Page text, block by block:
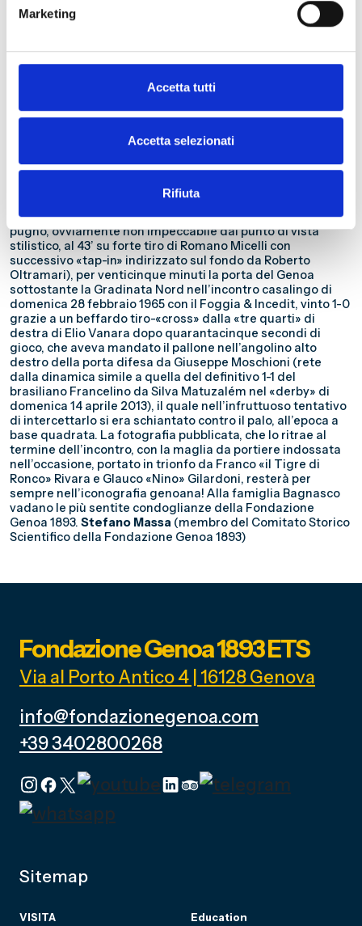
Marketing
Accetta tutti
Accetta selezionati
Rifiuta
Genoa alla terzultima giornata del Campionato 1964/1965,
all’“Amsicora” di Cagliari, marcando domenica 23 maggio
rete del pareggio al 34’ del primo tempo, ventidue minuti
dopo quella del centravanti tedesco occidentale Rudolf
Kölbl, in un incontro diretto in maniera «casalinga» dal
vinto per 2-1 dagli isolani grazie a un calcio di rigore
ripresa, è entrato nell’«immaginario collettivo» dei tifosi
genoani per aver difeso, dopo che il signor Gastone Roversi
di Bologna aveva espulso il portiere Mario Da Pozzo per un
pugno dato alla schiena di Dante Micheli, il quale aveva
simulato di averlo preso sullo stomaco, mantenendola
inviolata (in particolare, si fece notare per una respinta di
pugno, ovviamente non impeccabile dal punto di vista
stilistico, al 43’ su forte tiro di Romano Micelli con
successivo «tap-in» indirizzato sul fondo da Roberto
Oltramari), per venticinque minuti la porta del Genoa
sottostante la Gradinata Nord nell’incontro casalingo di
domenica 28 febbraio 1965 con il Foggia & Incedit, vinto 1-0
grazie a un beffardo tiro-«cross» dalla «tre quarti» di
destra di Elio Vanara dopo quarantacinque secondi di
gioco, che aveva mandato il pallone nell’angolino alto
destro della porta difesa da Giuseppe Moschioni (rete
dalla dinamica simile a quella del definitivo 1-1 del
brasiliano Francelino da Silva Matuzalém nel «derby» di
domenica 14 aprile 2013), il quale nell’infruttuoso tentativo
di intercettarlo si era schiantato contro il palo, all’epoca a
base quadrata. La fotografia pubblicata, che lo ritrae al
termine dell’incontro, con la maglia da portiere indossata
nell’occasione, portato in trionfo da Franco «il Tigre di
Ronco» Rivara e Glauco «Nino» Gilardoni, resterà per
sempre nell’iconografia genoana! Alla famiglia Bagnasco
vadano le più sentite condoglianze della Fondazione
Genoa 1893. Stefano Massa (membro del Comitato Storico
Scientifico della Fondazione Genoa 1893)
Fondazione Genoa 1893 ETS
Via al Porto Antico 4 | 16128 Genova
info@fondazionegenoa.com
+39 3402800268
Sitemap
VISITA
Education